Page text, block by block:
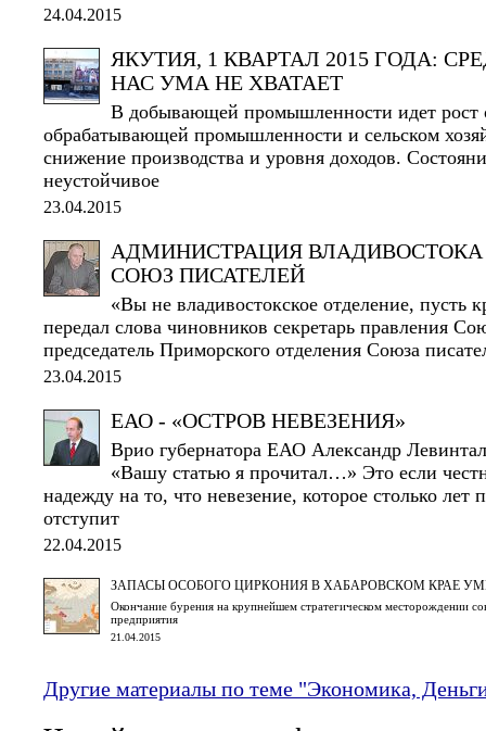
24.04.2015
ЯКУТИЯ, 1 КВАРТАЛ 2015 ГОДА:
НАС УМА НЕ ХВАТАЕТ
В добывающей промышленности идет рост
обрабатывающей промышленности и сельском
снижение производства и уровня доходов.
неустойчивое
23.04.2015
АДМИНИСТРАЦИЯ
СОЮЗ ПИСАТЕЛЕЙ
«Вы не владивостокское отделение, пусть
передал слова чиновников секретарь правления
председатель Приморского отделения Союза
23.04.2015
ЕАО - «ОСТРОВ НЕВЕЗЕНИЯ»
Врио губернатора ЕАО Александр
«Вашу статью я прочитал…» Это если
надежду на то, что невезение, которое столько лет
отступит
22.04.2015
ЗАПАСЫ ОСОБОГО ЦИРКОНИЯ В ХАБАРОВСКОМ КРАЕ
Окончание бурения на крупнейшем стратегическом месторождении
предприятия
21.04.2015
Другие материалы по теме "Экономика,